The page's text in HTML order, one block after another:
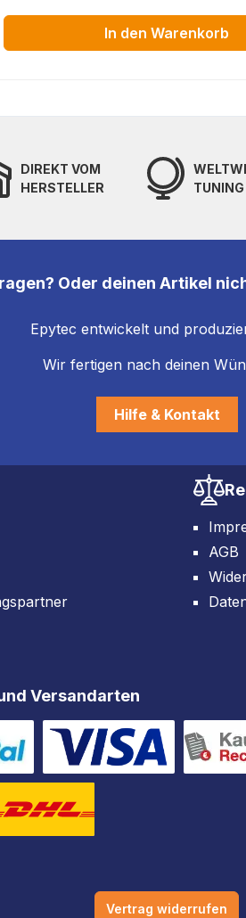
In den Warenkorb
DIREKT VOM
HERSTELLER
Oder deinen Artikel
Epytec entwickelt und
Wir fertigen nach deinen
Hilfe & Kontakt
AGB
Versandarten
Vertrag widerrufen